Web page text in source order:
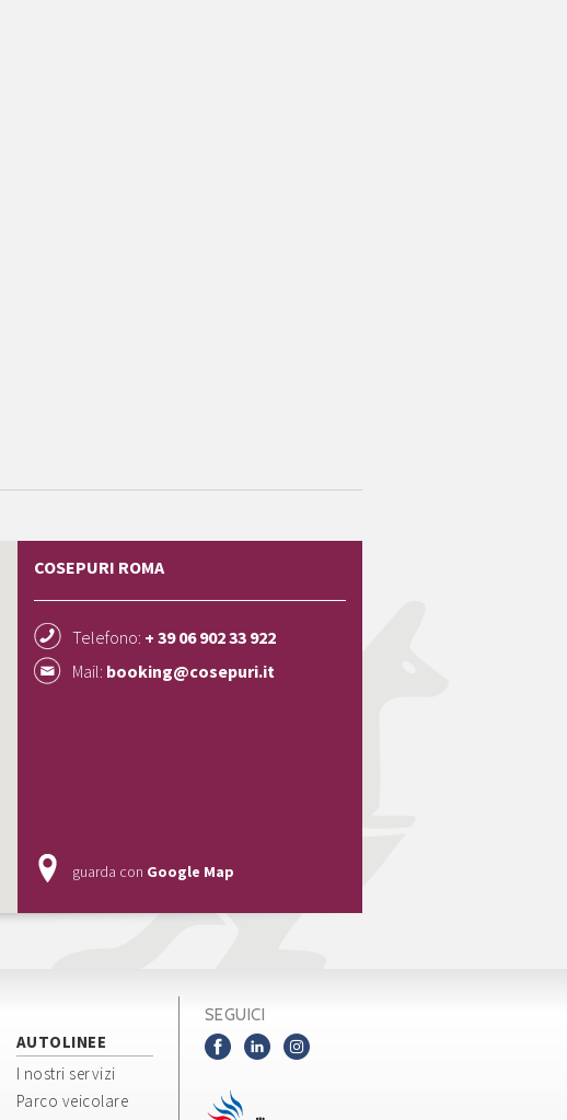
COSEPURI ROMA
Telefono: + 39 06 902 33 922
Mail: booking@cosepuri.it
guarda con Google Map
AUTOLINEE
I nostri servizi
Parco veicolare
SEGUICI